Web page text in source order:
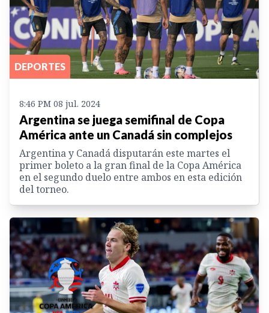
DEPORTES
8:46 PM 08 jul. 2024
Argentina se juega semifinal de Copa
América ante un Canadá sin complejos
Argentina y Canadá disputarán este martes el
primer boleto a la gran final de la Copa América
en el segundo duelo entre ambos en esta edición
del torneo.